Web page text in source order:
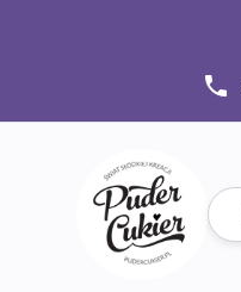
phone